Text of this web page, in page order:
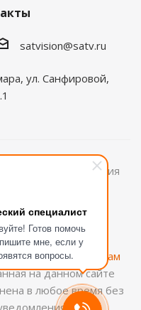
специалист
Готов помочь
мне, если у
вопросы.
satvision@satv.ru
ул. Санфировой,
видеонаблюдения
информация носит
характер и не
определяемой
Для получения
кменеджерам
на данном сайте
в любое время без